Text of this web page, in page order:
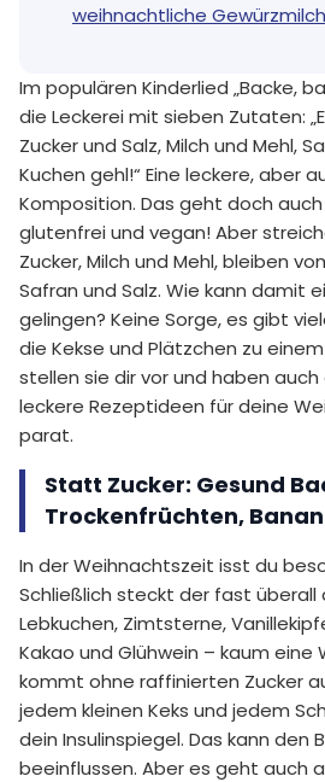
weihnachtliche Gewürzmilch
Im populären Kinderlied „Backe,
die Leckerei mit sieben Zutaten:
Zucker und Salz, Milch und Mehl,
Kuchen gehl!“ Eine leckere, aber
Komposition. Das geht doch
glutenfrei und vegan! Aber
Zucker, Milch und Mehl, bleiben
Safran und Salz. Wie kann damit
gelingen? Keine Sorge, es gibt
die Kekse und Plätzchen zu
stellen sie dir vor und haben
leckere Rezeptideen für deine
parat.
Statt Zucker: Gesund
Trockenfrüchten,
In der Weihnachtszeit isst du
Schließlich steckt der fast überall
Lebkuchen, Zimtsterne,
Kakao und Glühwein – kaum eine
kommt ohne raffinierten Zucker
jedem kleinen Keks und jedem
dein Insulinspiegel. Das kann den
beeinflussen. Aber es geht auch